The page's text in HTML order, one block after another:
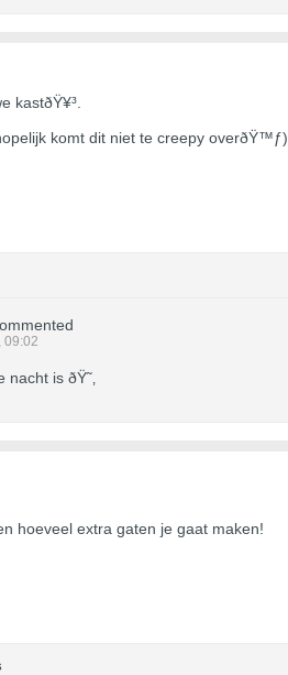
kastðŸ¥³.
komt dit niet te creepy overðŸ™ƒ)
09:02
is ðŸ˜‚
hoeveel extra gaten je gaat maken!